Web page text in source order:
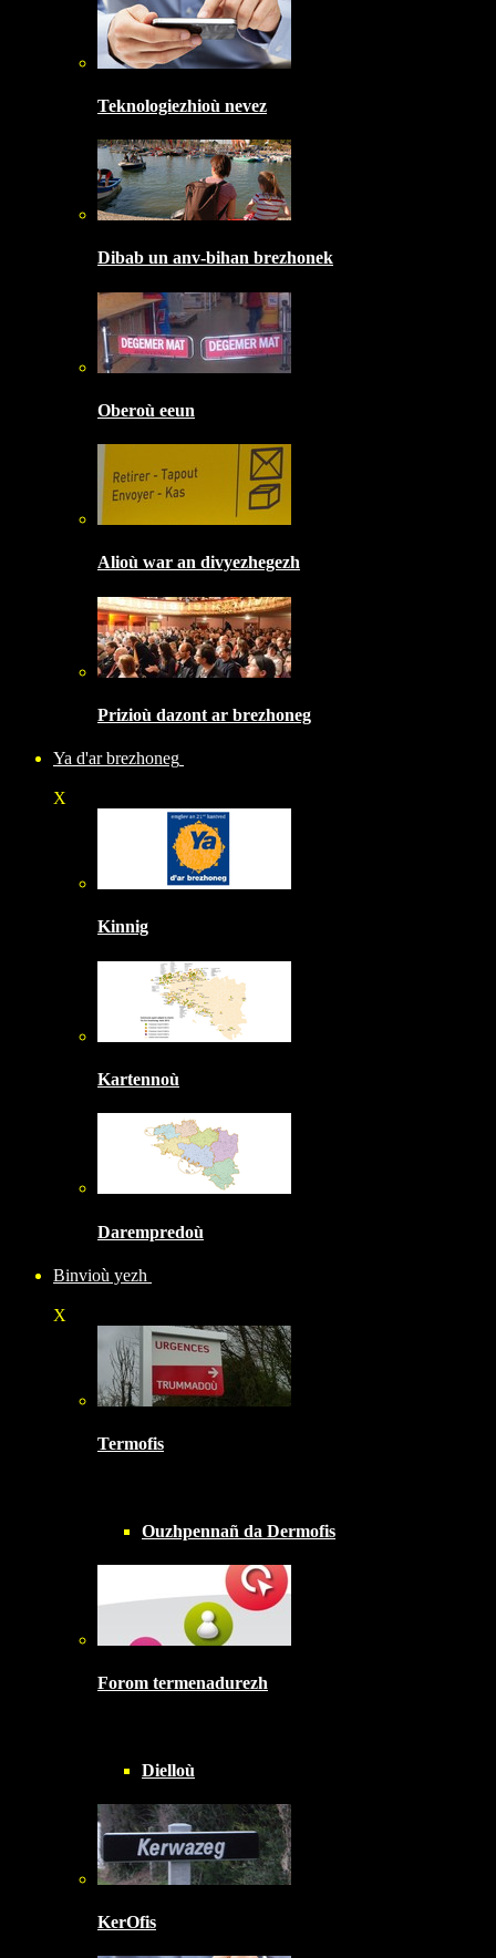
Teknologiezhioù nevez
Dibab un anv-bihan brezhonek
Oberoù eeun
Alioù war an divyezhegezh
Prizioù dazont ar brezhoneg
Ya d'ar brezhoneg
X
Kinnig
Kartennoù
Darempredoù
Binvioù yezh
X
Termofis
Ouzhpennañ da Dermofis
Forom termenadurezh
Dielloù
KerOfis